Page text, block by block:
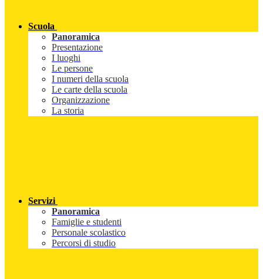
Scuola
Panoramica
Presentazione
I luoghi
Le persone
I numeri della scuola
Le carte della scuola
Organizzazione
La storia
Servizi
Panoramica
Famiglie e studenti
Personale scolastico
Percorsi di studio